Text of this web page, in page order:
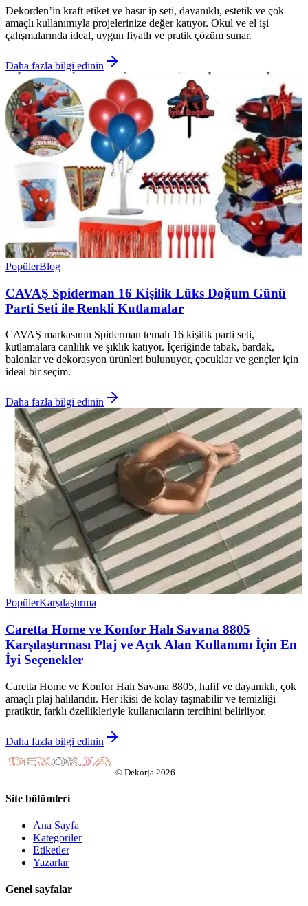
Dekorden’in kraft etiket ve hasır ip seti, dayanıklı, estetik ve çok
amaçlı kullanımıyla projelerinize değer katıyor. Okul ve el işi
çalışmalarında ideal, uygun fiyatlı ve pratik çözüm sunar.
Daha fazla bilgi edinin
PopülerBlog
CAVAŞ Spiderman 16 Kişilik Lüks Doğum Günü
Parti Seti ile Renkli Kutlamalar
CAVAŞ markasının Spiderman temalı 16 kişilik parti seti,
kutlamalara canlılık ve şıklık katıyor. İçeriğinde tabak, bardak,
balonlar ve dekorasyon ürünleri bulunuyor, çocuklar ve gençler için
ideal bir seçim.
Daha fazla bilgi edinin
PopülerKarşılaştırma
Caretta Home ve Konfor Halı Savana 8805
Karşılaştırması Plaj ve Açık Alan Kullanımı İçin En
İyi Seçenekler
Caretta Home ve Konfor Halı Savana 8805, hafif ve dayanıklı, çok
amaçlı plaj halılarıdır. Her ikisi de kolay taşınabilir ve temizliği
pratiktir, farklı özellikleriyle kullanıcıların tercihini belirliyor.
Daha fazla bilgi edinin
© Dekorja 2026
Site bölümleri
Ana Sayfa
Kategoriler
Etiketler
Yazarlar
Genel sayfalar